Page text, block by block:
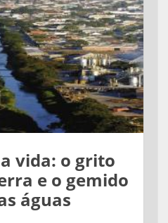
vida: o grito
e o gemido
águas